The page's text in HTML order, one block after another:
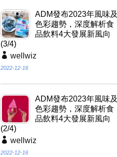
ADM發布2023年風味及
色彩趨勢，深度解析食
品飲料4大發展新風向
(3/4)
wellwiz
2022-12-16
ADM發布2023年風味及
色彩趨勢，深度解析食
品飲料4大發展新風向
(2/4)
wellwiz
2022-12-16